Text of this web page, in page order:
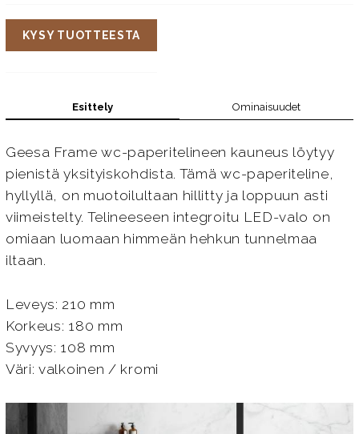
KYSY TUOTTEESTA
Esittely Ominaisuudet
Geesa Frame wc-paperitelineen kauneus löytyy
pienistä yksityiskohdista. Tämä wc-paperiteline,
hyllyllä, on muotoilultaan hillitty ja loppuun asti
viimeistelty. Telineeseen integroitu LED-valo on
omiaan luomaan himmeän hehkun tunnelmaa
iltaan.
Leveys: 210 mm
Korkeus: 180 mm
Syvyys: 108 mm
Väri: valkoinen / kromi